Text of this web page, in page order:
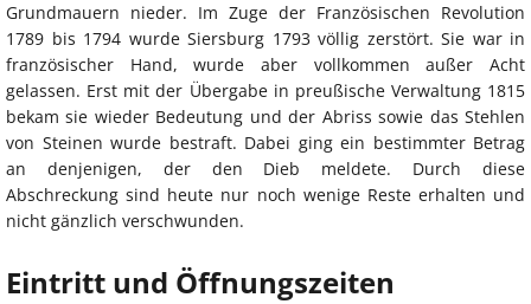
Grundmauern nieder. Im Zuge der Französischen Revolution
1789 bis 1794 wurde Siersburg 1793 völlig zerstört. Sie war in
französischer Hand, wurde aber vollkommen außer Acht
gelassen. Erst mit der Übergabe in preußische Verwaltung 1815
bekam sie wieder Bedeutung und der Abriss sowie das Stehlen
von Steinen wurde bestraft. Dabei ging ein bestimmter Betrag
an denjenigen, der den Dieb meldete. Durch diese
Abschreckung sind heute nur noch wenige Reste erhalten und
nicht gänzlich verschwunden.
Eintritt und Öffnungszeiten